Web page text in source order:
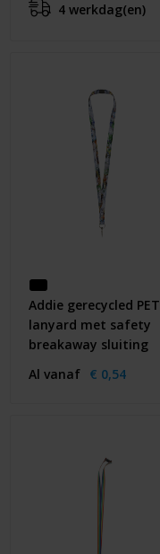
4 werkdag(en)
Addie gerecycled PET
lanyard met safety
breakaway sluiting
Al vanaf € 0,54